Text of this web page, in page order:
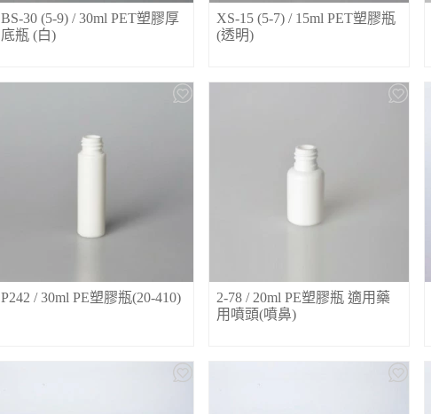
BS-30 (5-9) / 30ml PET塑膠厚
底瓶 (白)
XS-15 (5-7) / 15ml PET塑膠瓶
(透明)
P242 / 30ml PE塑膠瓶(20-410)
2-78 / 20ml PE塑膠瓶 適用藥
用噴頭(噴鼻)